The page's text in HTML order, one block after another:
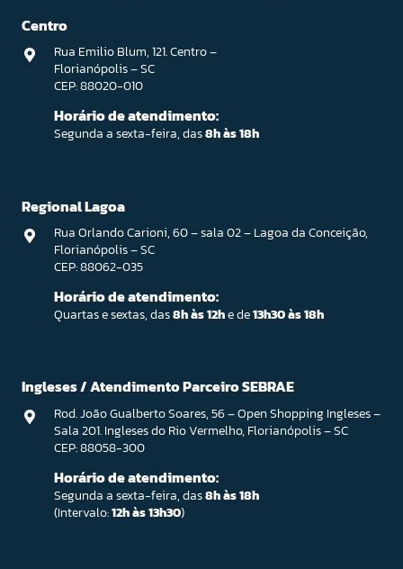
Centro
Rua Emilio Blum, 121. Centro –
Florianópolis – SC
CEP: 88020-010
Horário de atendimento:
Segunda a sexta-feira, das8h às 18h
Regional Lagoa
Rua Orlando Carioni, 60 – sala 02 – Lagoa da Conceição,
Florianópolis – SC
CEP: 88062-035
Horário de atendimento:
Quartas e sextas, das8h às 12he de13h30 às 18h
Ingleses / Atendimento Parceiro SEBRAE
Rod. João Gualberto Soares, 56 – Open Shopping Ingleses –
Sala 201. Ingleses do Rio Vermelho, Florianópolis – SC
CEP: 88058-300
Horário de atendimento:
Segunda a sexta-feira, das8h às 18h
(Intervalo:12h às 13h30)